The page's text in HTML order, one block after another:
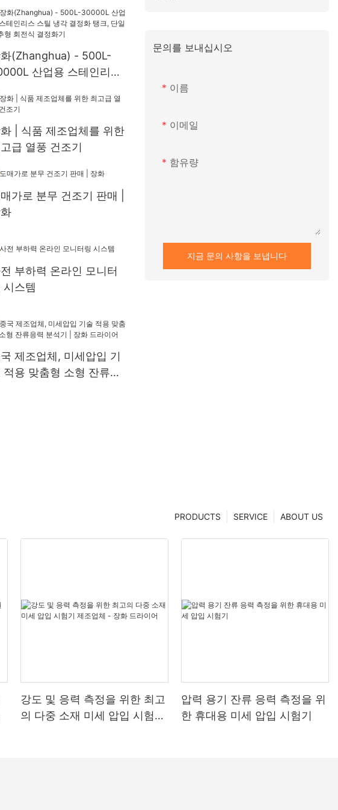
(Zhanghua) - 500L-
산업용 스테인리스
형 회전식 결정화기
| 식품 제조업체를 위한
급 열풍 건조기
가로 분무 건조기 판매 |
부하력 온라인 모니터
시스템
제조업체, 미세압입 기
적용 맞춤형 소형 잔류응
문의를 보내십시오
이름
이메일
함유량
지금 문의 사항을 보냅니다
ABOUT US
SERVICE
PRODUCTS
강도 및 응력 측정을 위한 최고
의 다중 소재 미세 압입 시험기
압력 용기 잔류 응력 측정을 위
한 휴대용 미세 압입 시험기